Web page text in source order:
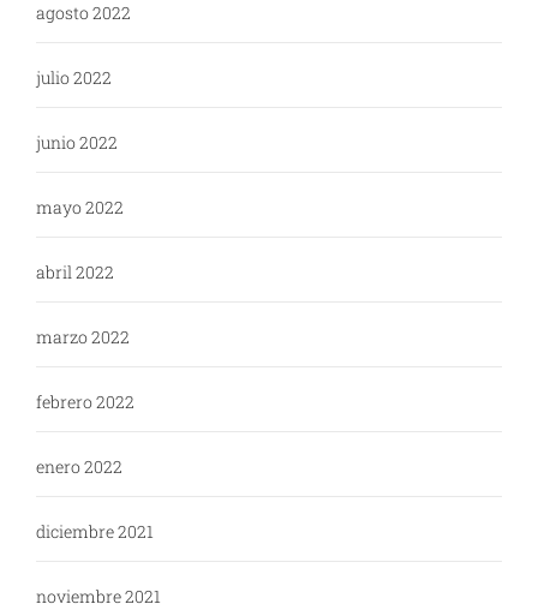
agosto 2022
julio 2022
junio 2022
mayo 2022
abril 2022
marzo 2022
febrero 2022
enero 2022
diciembre 2021
noviembre 2021